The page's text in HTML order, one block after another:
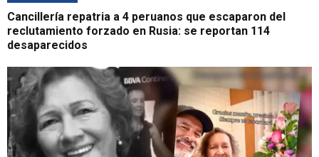
Cancillería repatria a 4 peruanos que escaparon del
reclutamiento forzado en Rusia: se reportan 114
desaparecidos